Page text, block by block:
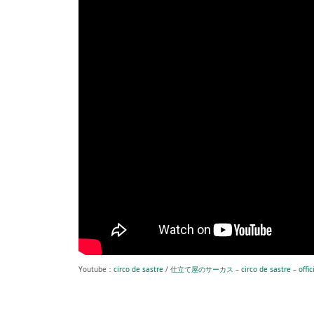
Youtube： circo de sastre / 仕立て屋のサーカス – circo de sastre –